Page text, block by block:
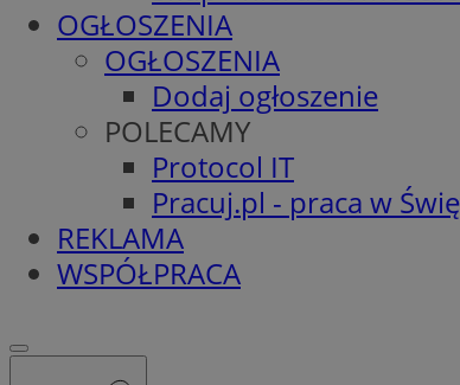
OGŁOSZENIA
OGŁOSZENIA
Dodaj ogłoszenie
POLECAMY
Protocol IT
Pracuj.pl - praca w
REKLAMA
WSPÓŁPRACA